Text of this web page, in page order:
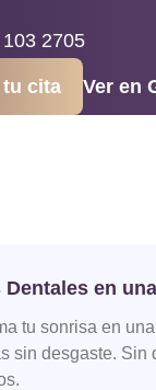
2705
cita Ver en
Dentales en
tu sonrisa en
sin desgaste. Sin